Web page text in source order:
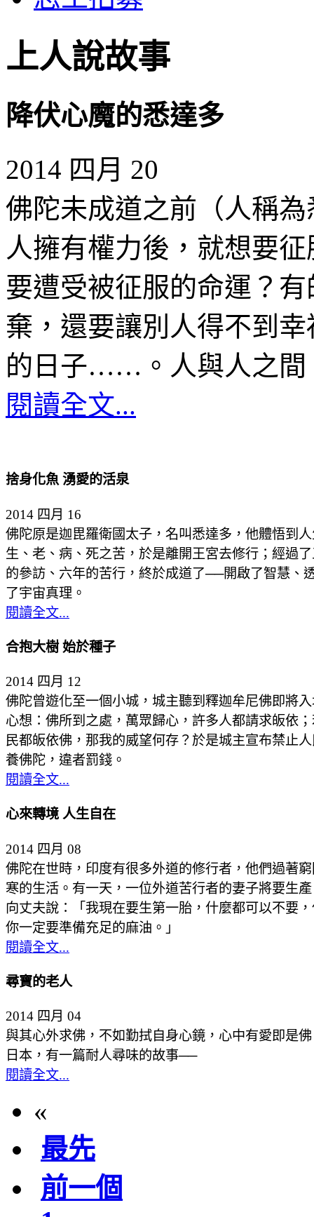
上人說故事
降伏心魔的悉達多
2014 四月 20
佛陀未成道之前（人稱
人擁有權力後，就想要
要遭受被征服的命運？
棄，還要讓別人得不到
的日子……。人與人之間
閱讀全文...
捨身化魚 湧愛的活泉
2014 四月 16
佛陀原是迦毘羅衛國太子，名叫悉達多，他體悟到
生、老、病、死之苦，於是離開王宮去修行；經過
的參訪、六年的苦行，終於成道了──開啟了智慧、
了宇宙真理。
閱讀全文...
合抱大樹 始於種子
2014 四月 12
佛陀曾遊化至一個小城，城主聽到釋迦牟尼佛即將
心想：佛所到之處，萬眾歸心，許多人都請求皈依
民都皈依佛，那我的威望何存？於是城主宣布禁止
養佛陀，違者罰錢。
閱讀全文...
心來轉境 人生自在
2014 四月 08
佛陀在世時，印度有很多外道的修行者，他們過著
寒的生活。有一天，一位外道苦行者的妻子將要生
向丈夫說：「我現在要生第一胎，什麼都可以不要
你一定要準備充足的麻油。」
閱讀全文...
尋寶的老人
2014 四月 04
與其心外求佛，不如勤拭自身心鏡，心中有愛即是
日本，有一篇耐人尋味的故事──
閱讀全文...
«
最先
前一個